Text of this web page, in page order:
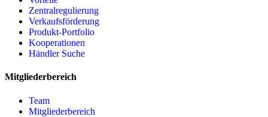
Zentralregulierung
Verkaufsförderung
Produkt-Portfolio
Kooperationen
Händler Suche
Mitgliederbereich
Team
Mitgliederbereich